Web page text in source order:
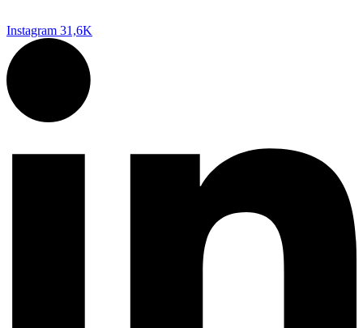
Instagram 31,6K